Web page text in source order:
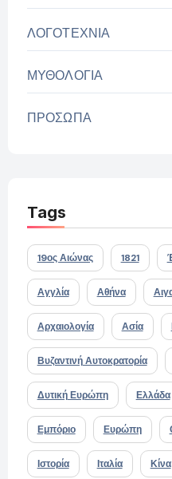
ΛΟΓΟΤΕΧΝΙΑ
ΜΥΘΟΛΟΓΙΑ
ΠΡΟΣΩΠΑ
Tags
19ος Αιώνας 1821
Αγγλία Αθήνα
Αρχαιολογία Ασία
Βυζαντινή Αυτοκρατορία
Δυτική Ευρώπη Ελλάδα
Εμπόριο Ευρώπη
Ιστορία Ιταλία Κίνα